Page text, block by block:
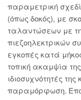
παραμετρική
(όπως δοκός), με
ταλαντώσεων με
πιεζοηλεκτρικών
εγκοπές κατά
τοπική ακαμψία
ιδιοσυχνότητές
παραμόρφωση.